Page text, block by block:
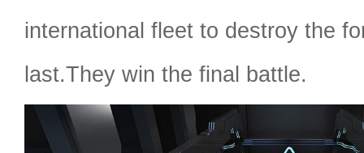
international fleet to destroy the
last.They win the final battle.